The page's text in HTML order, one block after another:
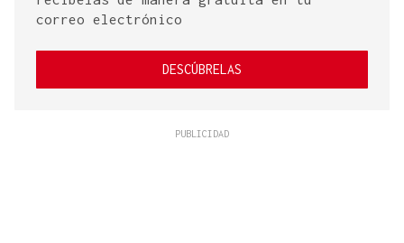
correo electrónico
DESCÚBRELAS